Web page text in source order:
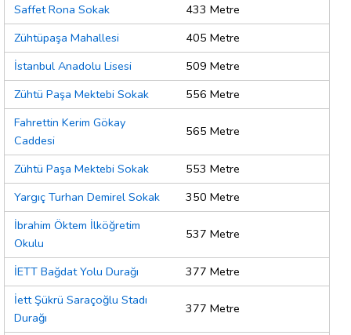
Saffet Rona Sokak
433 Metre
Zühtüpaşa Mahallesi
405 Metre
İstanbul Anadolu Lisesi
509 Metre
Zühtü Paşa Mektebi Sokak
556 Metre
Fahrettin Kerim Gökay
Caddesi
565 Metre
Zühtü Paşa Mektebi Sokak
553 Metre
Yargıç Turhan Demirel Sokak
350 Metre
İbrahim Öktem İlköğretim
Okulu
537 Metre
İETT Bağdat Yolu Durağı
377 Metre
İett Şükrü Saraçoğlu Stadı
Durağı
377 Metre